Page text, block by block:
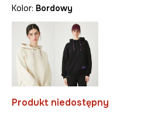
Kolor: bordowy
Produkt niedostępny